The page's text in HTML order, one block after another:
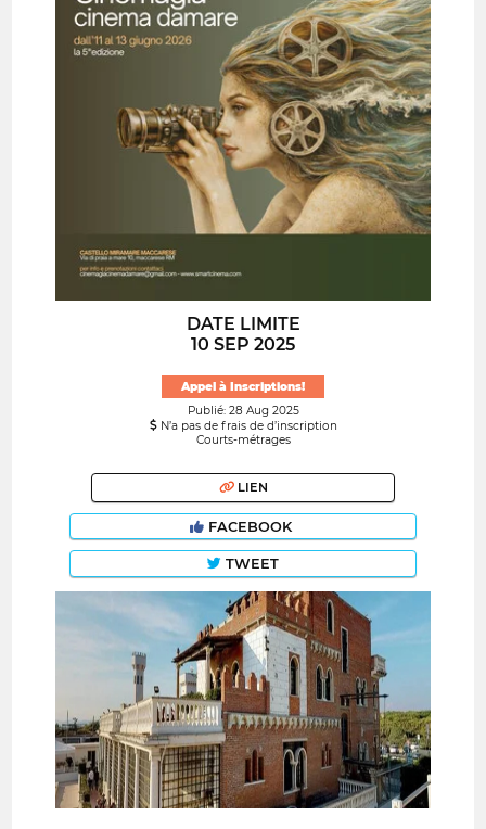
DATE LIMITE
10 SEP 2025
Appel à Inscriptions!
Publié: 28 Aug 2025
N’a pas de frais de d’inscription
Courts-métrages
LIEN
FACEBOOK
TWEET